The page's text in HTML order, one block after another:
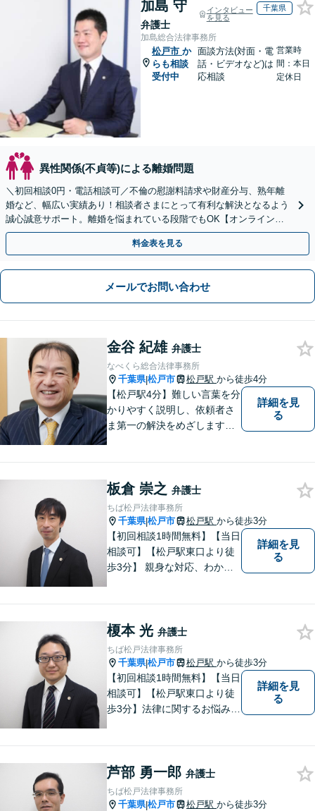
加島 守
弁護士
インタビュー
を見る
千葉県
加島総合法律事務所
松戸市 か
らも相談
受付中
面談方法(対面・電
話・ビデオなど)は
応相談
営業時
間：本日
定休日
異性関係(不貞等)による離婚問題
＼初回相談0円・電話相談可／不倫の慰謝料請求や財産分与、熟年離
婚など、幅広い実績あり！相談者さまにとって有利な解決となるよう
誠心誠意サポート。離婚を悩まれている段階でもOK【オンライン相
談】お気軽にご相談ください【子連れ相談可】
料金表を見る
メールでお問い合わせ
金谷 紀雄 弁護士
なべくら総合法律事務所
千葉県|松戸市 松戸駅 から徒歩4分
【松戸駅4分】難しい言葉を分
かりやすく説明し、依頼者さ
ま第一の解決をめざします
応します【離婚・男女問題】
男女ともに相談可。熟年離
婚、財産分与など、お任せく
ださい。
詳細を見
る
板倉 崇之 弁護士
ちば松戸法律事務所
千葉県|松戸市 松戸駅 から徒歩3分
【初回相談1時間無料】【当日
相談可】【松戸駅東口より徒
歩3分】 親身な対応、わかり
えします。まずはご相談下さ
い。
詳細を見
る
榎本 光 弁護士
ちば松戸法律事務所
千葉県|松戸市 松戸駅 から徒歩3分
【初回相談1時間無料】【当日
相談可】【松戸駅東口より徒
歩3分】法律に関するお悩みを
ビスを提供致します。
詳細を見
る
芦部 勇一郎 弁護士
ちば松戸法律事務所
千葉県|松戸市 松戸駅 から徒歩3分